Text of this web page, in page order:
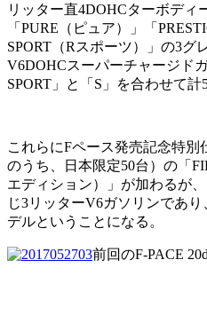
リッター直4DOHCターボディ
「PURE（ピュア）」「
SPORT（Rスポーツ）」の3グ
V6DOHCスーパーチャージド
SPORT」と「S」を合わせて計
これらにFペース発売記念特別
のうち、日本限定50台）の「
エディション）」が加わるが
じ3リッターV6ガソリンであ
デルということになる。
前回のF-PACE